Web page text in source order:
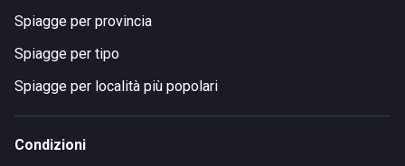
Spiagge per provincia
Spiagge per tipo
Spiagge per località più popolari
Condizioni